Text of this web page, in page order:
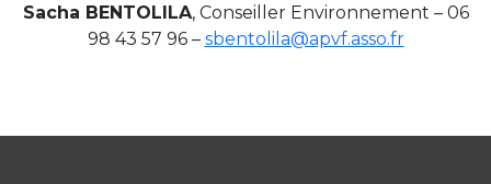
Sacha BENTOLILA, Conseiller Environnement – 06
98 43 57 96 – sbentolila@apvf.asso.fr